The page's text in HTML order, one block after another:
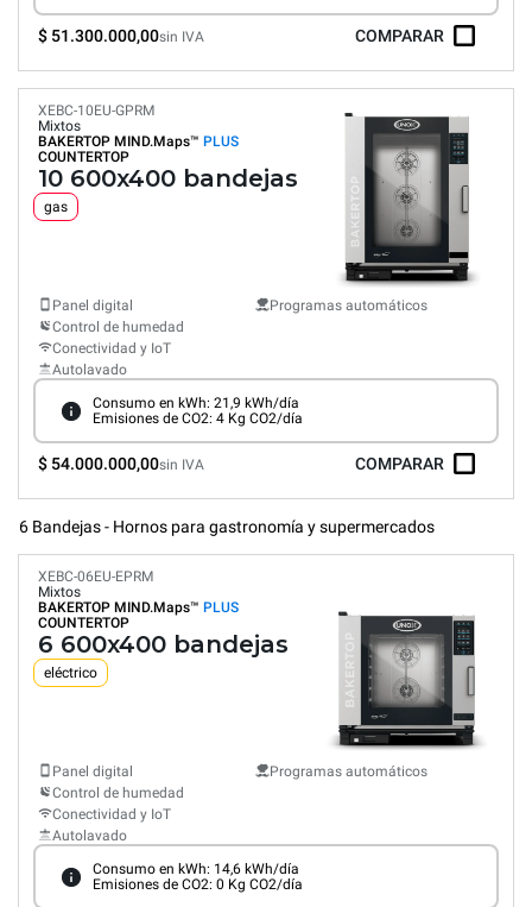
$ 51.300.000,00sin IVA COMPARAR
XEBC-10EU-GPRM
Mixtos
BAKERTOP MIND.Maps™ PLUS
COUNTERTOP
10 600x400 bandejas
gas
Panel digital
Control de humedad
Conectividad y IoT
Autolavado
Programas automáticos
Consumo en kWh: 21,9 kWh/día
Emisiones de CO2: 4 Kg CO2/día
$ 54.000.000,00sin IVA COMPARAR
6 Bandejas - Hornos para gastronomía y supermercados
XEBC-06EU-EPRM
Mixtos
BAKERTOP MIND.Maps™ PLUS
COUNTERTOP
6 600x400 bandejas
eléctrico
Panel digital
Control de humedad
Conectividad y IoT
Autolavado
Programas automáticos
Consumo en kWh: 14,6 kWh/día
Emisiones de CO2: 0 Kg CO2/día